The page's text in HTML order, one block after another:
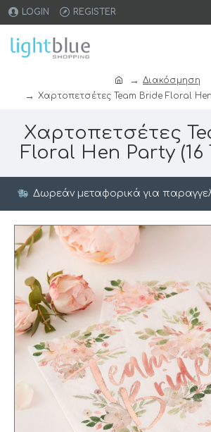
LOGIN REGISTER
Διακόσμηση
Xαρτοπετσέτες Team Bride Floral
Xαρτοπετσέτες
Floral Hen Party (16
Δωρεάν μεταφορικά για